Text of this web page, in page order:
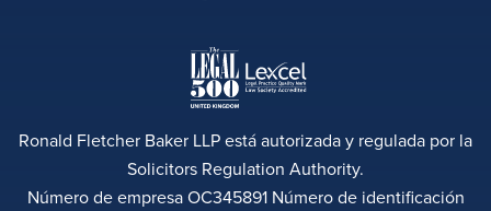
Ronald Fletcher Baker LLP está autorizada y regulada por la
Solicitors Regulation Authority.
Número de empresa OC345891 Número de identificación